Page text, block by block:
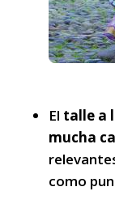
El talle a
mucha
como